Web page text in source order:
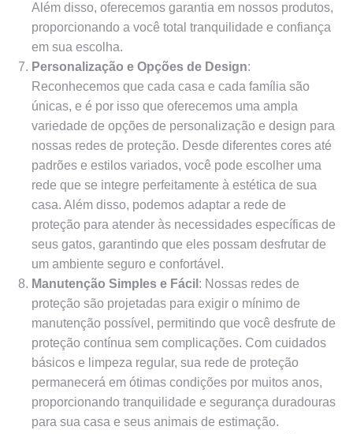
Além disso, oferecemos garantia em nossos produtos,
proporcionando a você total tranquilidade e confiança
em sua escolha.
Personalização e Opções de Design:
Reconhecemos que cada casa e cada família são
únicas, e é por isso que oferecemos uma ampla
variedade de opções de personalização e design para
nossas redes de proteção. Desde diferentes cores até
padrões e estilos variados, você pode escolher uma
rede que se integre perfeitamente à estética de sua
casa. Além disso, podemos adaptar a rede de
proteção para atender às necessidades específicas de
seus gatos, garantindo que eles possam desfrutar de
um ambiente seguro e confortável.
Manutenção Simples e Fácil : Nossas redes de
proteção são projetadas para exigir o mínimo de
manutenção possível, permitindo que você desfrute de
proteção contínua sem complicações. Com cuidados
básicos e limpeza regular, sua rede de proteção
permanecerá em ótimas condições por muitos anos,
proporcionando tranquilidade e segurança duradouras
para sua casa e seus animais de estimação.